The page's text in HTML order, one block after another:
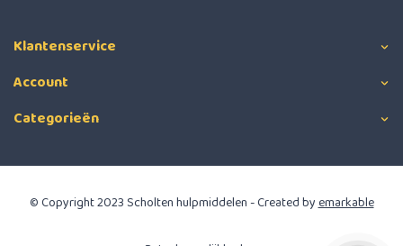
Klantenservice
Account
Categorieën
© Copyright 2023 Scholten hulpmiddelen - Created byemarkable